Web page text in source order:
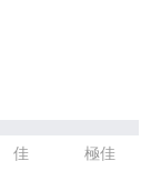
佳 極佳